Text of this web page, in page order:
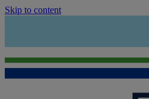
Skip to content